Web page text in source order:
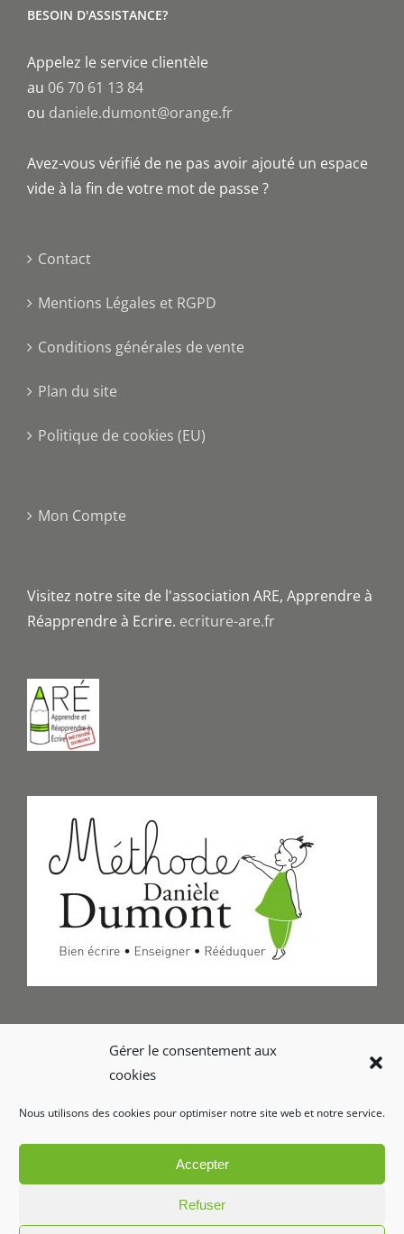
Gérer le consentement aux
cookies
Nous utilisons des cookies pour optimiser notre site web et notre service.
Accepter
Refuser
BESOIN D'ASSISTANCE?
Appelez le service clientèle
au 06 70 61 13 84
ou daniele.dumont@orange.fr
Avez-vous vérifié de ne pas avoir ajouté un espace
vide à la fin de votre mot de passe ?
Contact
Mentions Légales et RGPD
Conditions générales de vente
Plan du site
Politique de cookies (EU)
Mon Compte
Visitez notre site de l'association ARE, Apprendre à
Réapprendre à Ecrire. ecriture-are.fr
Formulaire de Contact